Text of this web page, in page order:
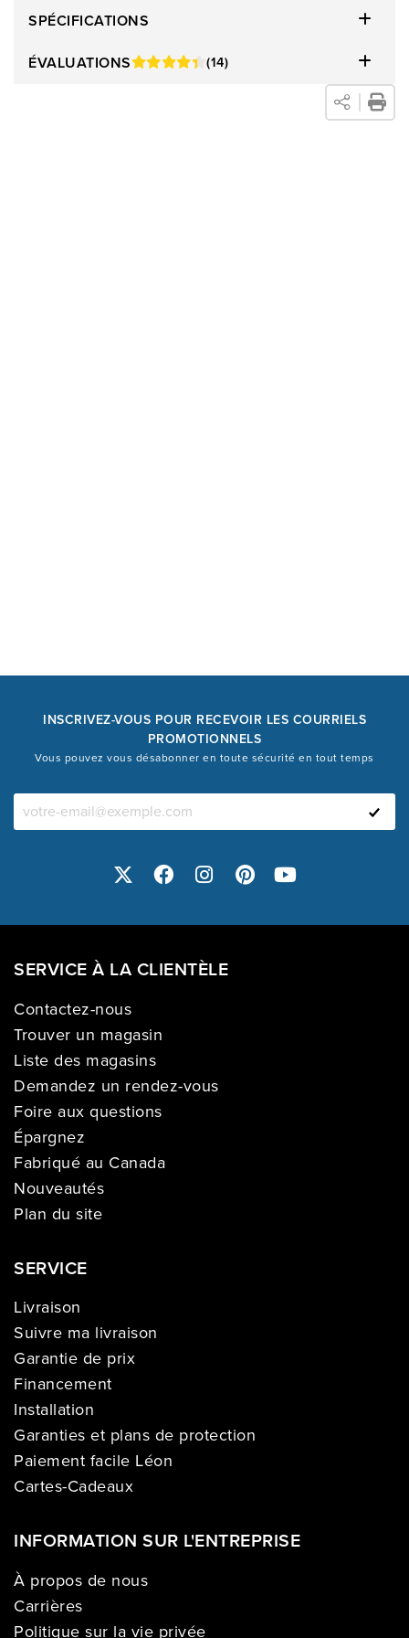
SPÉCIFICATIONS
ÉVALUATIONS
(14)
INSCRIVEZ-VOUS POUR RECEVOIR LES COURRIELS
PROMOTIONNELS
Vous pouvez vous désabonner en toute sécurité en tout temps
SERVICE À LA CLIENTÈLE
Contactez-nous
Trouver un magasin
Liste des magasins
Demandez un rendez-vous
Foire aux questions
Épargnez
Fabriqué au Canada
Nouveautés
Plan du site
SERVICE
Livraison
Suivre ma livraison
Garantie de prix
Financement
Installation
Garanties et plans de protection
Paiement facile Léon
Cartes-Cadeaux
INFORMATION SUR L'ENTREPRISE
À propos de nous
Carrières
Politique sur la vie privée